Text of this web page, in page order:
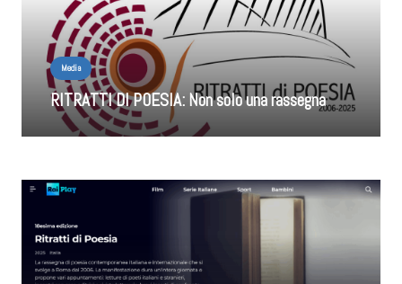
Media
RITRATTI DI POESIA: Non solo una rassegna